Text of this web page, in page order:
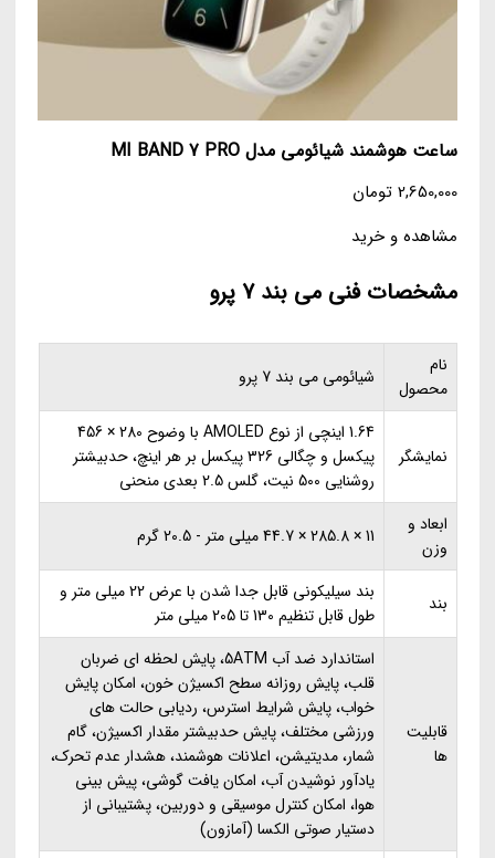
ساعت هوشمند شیائومی مدل MI BAND 7 PRO
2,650,000 تومان
مشاهده و خرید
مشخصات فنی می بند 7 پرو
نام
محصول
شیائومی می بند 7 پرو
نمایشگر
1.64 اینچی از نوع AMOLED با وضوح 280 × 456
پیکسل و چگالی 326 پیکسل بر هر اینچ، حدبیشتر
روشنایی 500 نیت، گلس 2.5 بعدی منحنی
ابعاد و
وزن
11 × 285.8 × 44.7 میلی متر - 20.5 گرم
بند
بند سیلیکونی قابل جدا شدن با عرض 22 میلی متر و
طول قابل تنظیم 130 تا 205 میلی متر
قابلیت
ها
استاندارد ضد آب 5ATM، پایش لحظه ای ضربان
قلب، پایش روزانه سطح اکسیژن خون، امکان پایش
خواب، پایش شرایط استرس، ردیابی حالت های
ورزشی مختلف، پایش حدبیشتر مقدار اکسیژن، گام
شمار، مدیتیشن، اعلانات هوشمند، هشدار عدم تحرک،
یادآور نوشیدن آب، امکان یافت گوشی، پیش بینی
هوا، امکان کنترل موسیقی و دوربین، پشتیبانی از
دستیار صوتی الکسا (آمازون)